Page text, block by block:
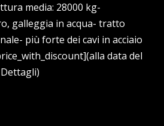
media: 28000 kg-
galleggia in acqua- tratto
più forte dei cavi in ​​acciaio
data del